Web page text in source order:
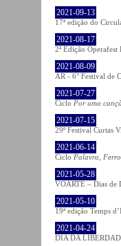
2021-09-13
17ª edição do
2021-08-17
2ª Edição
2021-08-09
AR - 6° Festival de
2021-07-27
Ciclo Por uma
2021-07-15
29º Festival Curtas
2021-06-14
Ciclo Palavra,
2021-05-28
VOARTE – Dias de
2021-05-10
19ª edição Temps
2021-04-24
DIA DA